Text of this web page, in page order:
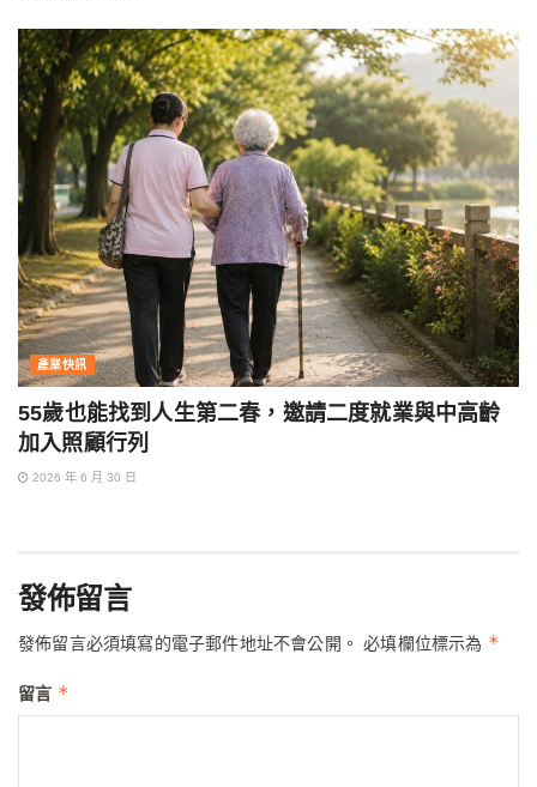
產業快訊
55歲也能找到人生第二春，邀請二度就業與中高齡
加入照顧行列
2026 年 6 月 30 日
發佈留言
發佈留言必須填寫的電子郵件地址不會公開。 必填欄位標示為 *
留言 *